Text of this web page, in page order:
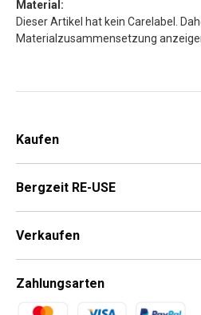
Material:
Dieser Artikel hat kein Carelabel.
Materialzusammensetzung
Kaufen
Bergzeit RE-USE
Verkaufen
Zahlungsarten
Zahlungsmethoden